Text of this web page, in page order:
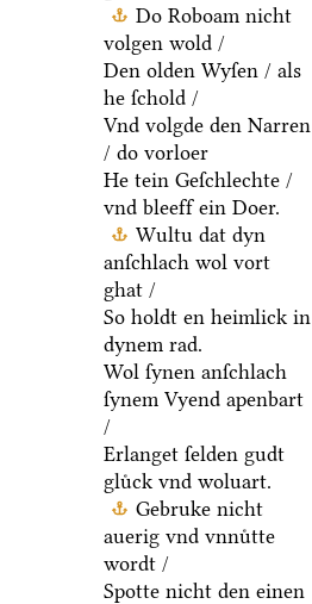
Do Roboam nicht
volgen wold /
Den olden Wyſen / als
he ſchold /
Vnd volgde den Narren
/ do vorloer
He tein Geſchlechte /
vnd bleeff ein Doer.
Wultu dat dyn
anſchlach wol vort
ghat /
So holdt en heimlick in
dynem rad.
Wol ſynen anſchlach
ſynem Vyend apenbart
/
Erlanget ſelden gudt
gluͤck vnd woluart.
Gebruke nicht
auerig vnd vnnuͤtte
wordt /
Spotte nicht den einen